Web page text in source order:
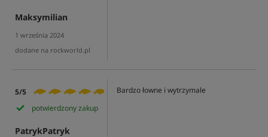
Maksymilian
1 września 2024
dodane na rockworld.pl
5/5
potwierdzony zakup
PatrykPatryk
Bardzo łowne i wytrzymale